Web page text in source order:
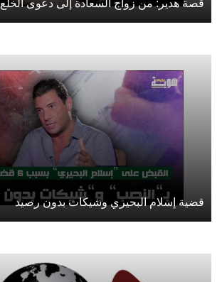
قصة هدير: من زواج السعادة إلى دعوى الخلع
قضية إسلام البحيري وشيكات بدون رصيد